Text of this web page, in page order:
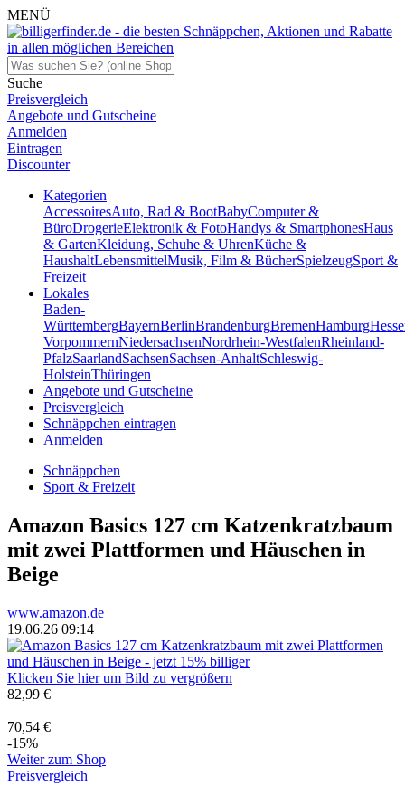
MENÜ
Suche
Preisvergleich
Angebote und Gutscheine
Anmelden
Eintragen
Discounter
Kategorien
AccessoiresAuto, Rad & BootBabyComputer &
BüroDrogerieElektronik & FotoHandys & SmartphonesHaus
& GartenKleidung, Schuhe & UhrenKüche &
HaushaltLebensmittelMusik, Film & BücherSpielzeugSport &
Freizeit
Lokales
Baden-
WürttembergBayernBerlinBrandenburgBremenHamburg
VorpommernNiedersachsenNordrhein-WestfalenRheinland-
PfalzSaarlandSachsenSachsen-AnhaltSchleswig-
HolsteinThüringen
Angebote und Gutscheine
Preisvergleich
Schnäppchen eintragen
Anmelden
Schnäppchen
Sport & Freizeit
Amazon Basics 127 cm Katzenkratzbaum
mit zwei Plattformen und Häuschen in
Beige
www.amazon.de
19.06.26 09:14
Klicken Sie hier um Bild zu vergrößern
82,99 €
70,54 €
-15%
Weiter zum Shop
Preisvergleich